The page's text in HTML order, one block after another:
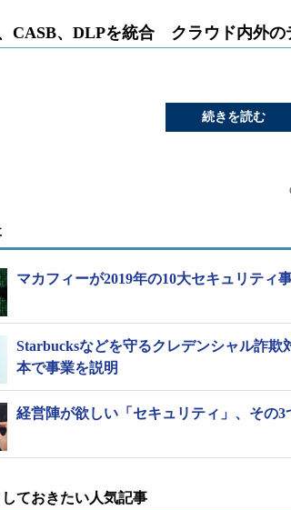
CASB、DLPを統合 クラウド内外の
続きを読む
マカフィーが2019年の10大セキュリティ
Starbucksなどを守るクレデンシャル詐欺
本で事業を説明
経営陣が欲しい「セキュリティ」、その3
ておきたい人気記事